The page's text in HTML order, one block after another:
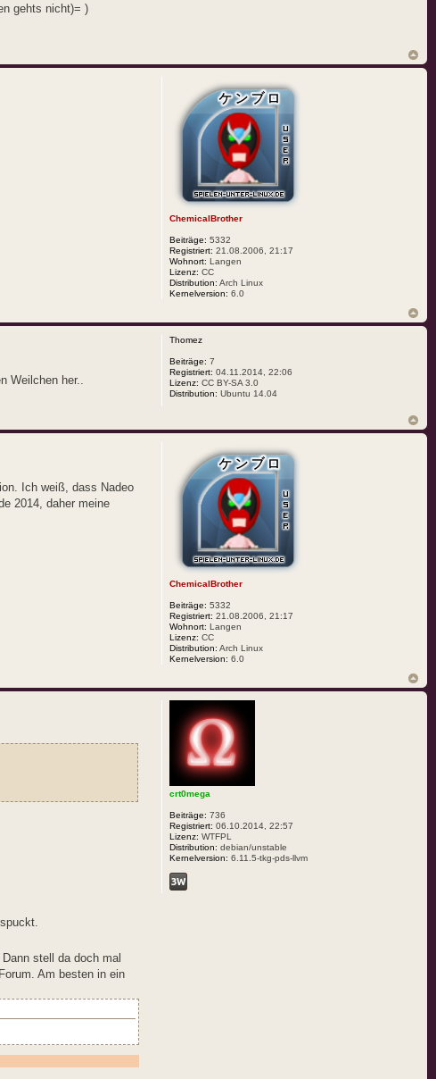
gehts nicht)= )
ChemicalBrother
Beiträge: 5332
Registriert: 21.08.2006, 21:17
Wohnort: Langen
Lizenz: CC
Distribution: Arch Linux
Kernelversion: 6.0
Weilchen her..
Thomez
Beiträge: 7
Registriert: 04.11.2014, 22:06
Lizenz: CC BY-SA 3.0
Distribution: Ubuntu 14.04
Ich weiß, dass Nadeo
2014, daher meine
ChemicalBrother
Beiträge: 5332
Registriert: 21.08.2006, 21:17
Wohnort: Langen
Lizenz: CC
Distribution: Arch Linux
Kernelversion: 6.0
stell da doch mal
Am besten in ein
crt0mega
Beiträge: 736
Registriert: 06.10.2014, 22:57
Lizenz: WTFPL
Distribution: debian/unstable
Kernelversion: 6.11.5-tkg-pds-llvm